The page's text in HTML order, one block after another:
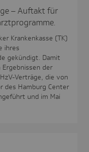
– Auftakt für
Krankenkasse (TK)
ihres
gekündigt. Damit
der
Verträge, die von
des Hamburg Center
und im Mai